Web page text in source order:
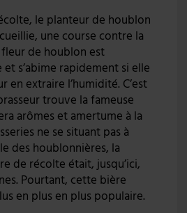
le planteur de houblon
une course contre la
fleur de houblon est
s’abime rapidement si elle
en extraire l’humidité. C’est
trouve la fameuse
arômes et amertume à la
ne se situant pas à
des houblonnières, la
de récolte était, jusqu’ici,
Pourtant, cette bière
en plus en plus populaire.